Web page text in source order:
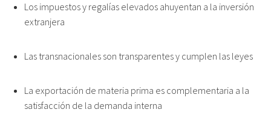
Los impuestos y regalías elevados ahuyentan a la inversión
extranjera
Las transnacionales son transparentes y cumplen las leyes
La exportación de materia prima es complementaria a la
satisfacción de la demanda interna